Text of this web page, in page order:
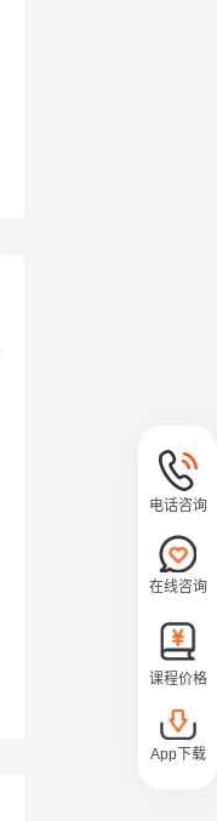
电话咨询
在线咨询
课程价格
App下载